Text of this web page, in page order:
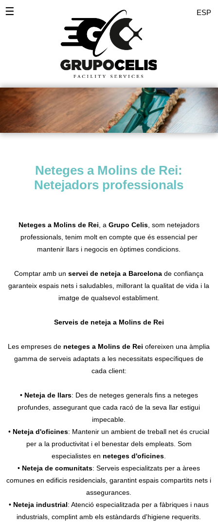
ESP
☰
Desinfeccions
Serveis Empreses
Polits
Pintors
Contacte
Neteges a Molins de Rei:
Netejadors professionals
Neteges a Molins de Rei , a Grupo Celis, som netejadors
professionals, tenim molt en compte que és essencial per
mantenir llars i negocis en òptimes condicions.
Comptar amb unservei de neteja a Barcelona de confiança
garanteix espais nets i saludables, millorant la qualitat de vida i la
imatge de qualsevol establiment.
Serveis de neteja a Molins de Rei
Les empreses de neteges a Molins de Rei ofereixen una àmplia
gamma de serveis adaptats a les necessitats específiques de
cada client:
• Neteja de llars: Des de neteges generals fins a neteges
profundes, assegurant que cada racó de la seva llar estigui
impecable.
• Neteja d'oficines: Mantenir un ambient de treball net és crucial
per a la productivitat i el benestar dels empleats. Som
especialistes en neteges d'oficines
• Neteja de comunitats: Serveis especialitzats per a àrees
comunes en edificis residencials, garantint espais compartits nets i
assegurances.
• Neteja industrial: Atenció especialitzada per a fàbriques i naus
industrials, complint amb els estàndards d'higiene requerits.